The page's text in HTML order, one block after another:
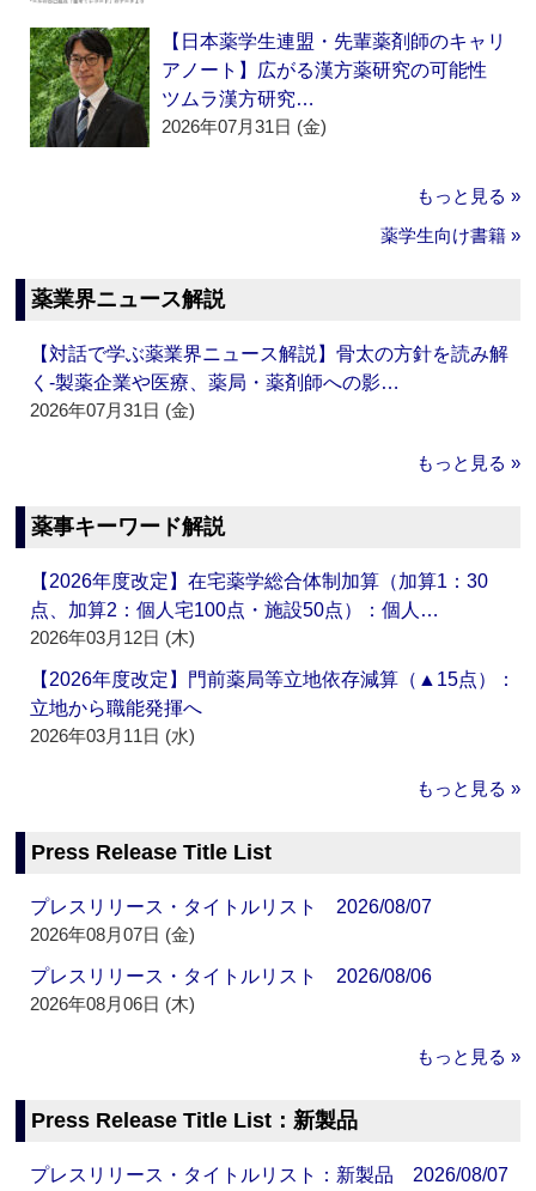
【日本薬学生連盟・先輩薬剤師のキャリ
アノート】広がる漢方薬研究の可能性
ツムラ漢方研究…
2026年07月31日 (金)
もっと見る »
薬学生向け書籍 »
薬業界ニュース解説
【対話で学ぶ薬業界ニュース解説】骨太の方針を読み解
く‐製薬企業や医療、薬局・薬剤師への影…
2026年07月31日 (金)
もっと見る »
薬事キーワード解説
【2026年度改定】在宅薬学総合体制加算（加算1：30
点、加算2：個人宅100点・施設50点）：個人…
2026年03月12日 (木)
【2026年度改定】門前薬局等立地依存減算（▲15点）：
立地から職能発揮へ
2026年03月11日 (水)
もっと見る »
Press Release Title List
プレスリリース・タイトルリスト 2026/08/07
2026年08月07日 (金)
プレスリリース・タイトルリスト 2026/08/06
2026年08月06日 (木)
もっと見る »
Press Release Title List：新製品
プレスリリース・タイトルリスト：新製品 2026/08/07